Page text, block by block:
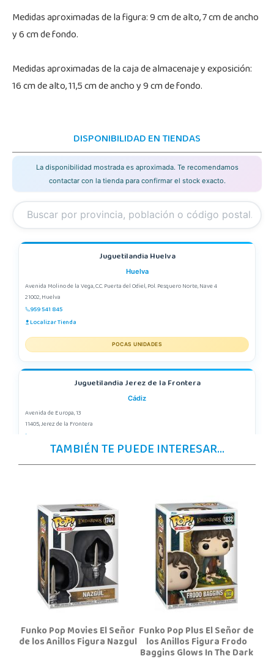
Medidas aproximadas de la figura: 9 cm de alto, 7 cm de ancho
y 6 cm de fondo.
Medidas aproximadas de la caja de almacenaje y exposición:
16 cm de alto, 11,5 cm de ancho y 9 cm de fondo.
DISPONIBILIDAD EN TIENDAS
La disponibilidad mostrada es aproximada. Te recomendamos
contactar con la tienda para confirmar el stock exacto.
Juguetilandia Huelva
Huelva
Avenida Molino de la Vega, C.C. Puerta del Odiel, Pol. Pesquero Norte, Nave 4
21002, Huelva
959 541 845
Localizar Tienda
POCAS UNIDADES
Juguetilandia Jerez de la Frontera
Cádiz
Avenida de Europa, 13
11405, Jerez de la Frontera
Localizar Tienda
Juguetilandia Málaga
Parque Málaga Nostrum, Sup. G-4, P.E. 14
29004, Málaga
952 176 994
Localizar Tienda
POCAS UNIDADES
Juguetilandia Parla
Madrid
TAMBIÉN TE PUEDE INTERESAR...
Funko Pop Movies El Señor
de los Anillos Figura Nazgul
Funko Pop Plus El Señor de
los Anillos Figura Frodo
Baggins Glows In The Dark